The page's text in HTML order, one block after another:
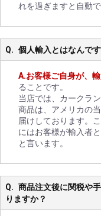
れを過ぎますと自動
個人輸入とはなんで
お客様ご自身が、
ることです。
当店では、カークラ
商品は、アメリカの
届けしております。
にはお客様が輸入者
と言います。
商品注文後に関税や
りますか？